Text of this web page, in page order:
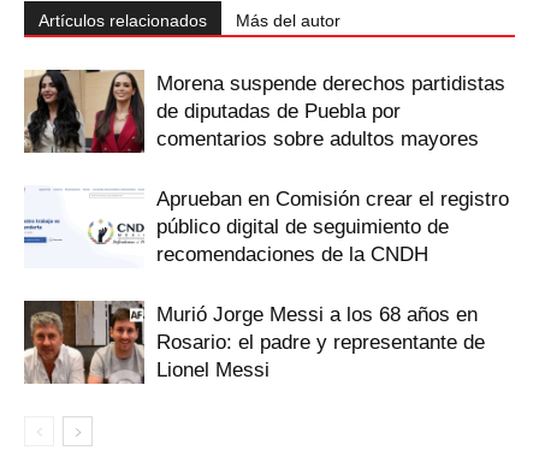
Artículos relacionados Más del autor
Morena suspende derechos partidistas
de diputadas de Puebla por
comentarios sobre adultos mayores
Aprueban en Comisión crear el registro
público digital de seguimiento de
recomendaciones de la CNDH
Murió Jorge Messi a los 68 años en
Rosario: el padre y representante de
Lionel Messi